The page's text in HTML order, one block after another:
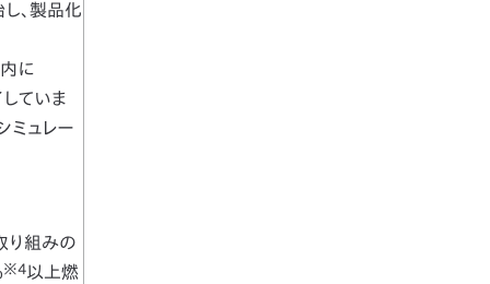
、製品化
に
ていま
ミュレー
り組みの
※4以上燃